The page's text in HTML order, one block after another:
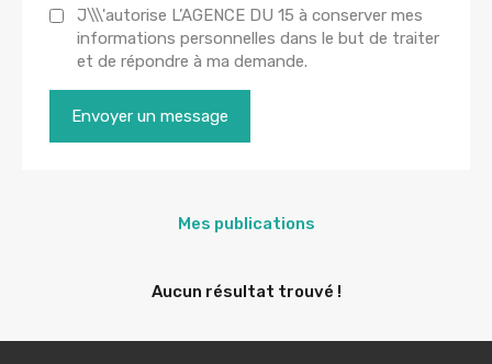
J\\\'autorise L’AGENCE DU 15 à conserver mes
informations personnelles dans le but de traiter
et de répondre à ma demande.
Mes publications
Aucun résultat trouvé !